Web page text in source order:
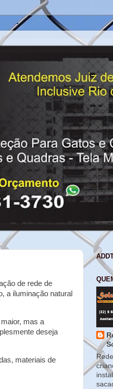
de rede de
a iluminação natural
mas a
deseja
materiais de